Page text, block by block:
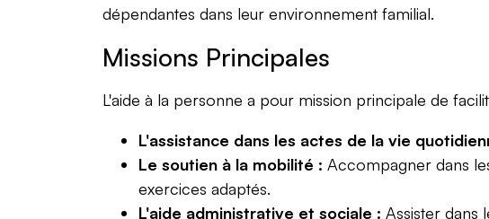
dépendantes dans leur environnement familial.
Missions Principales
L'aide à la personne a pour mission principale de
L'assistance dans les actes de la vie
Le soutien à la mobilité : Accompagner dans
exercices adaptés.
L'aide administrative et sociale : Assister dans